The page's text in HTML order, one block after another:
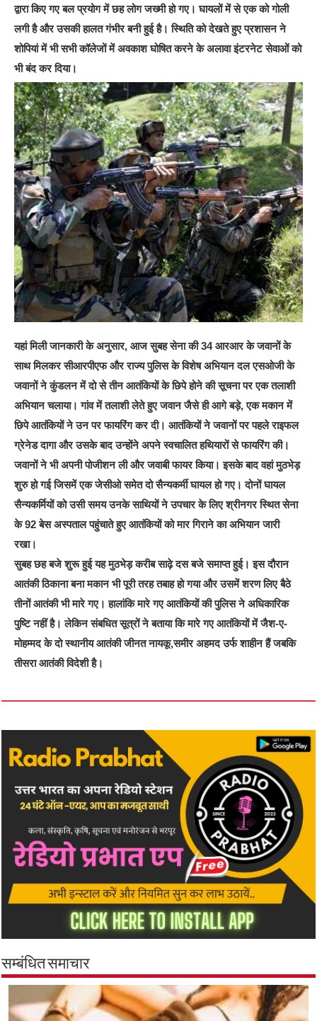
द्वारा किए गए बल प्रयोग में छह लोग जख्मी हो गए। घायलों में से एक को गोली
लगी है और उसकी हालत गंभीर बनी हुई है। स्थिति को देखते हुए प्रशासन ने
शोपियां में भी सभी कॉलेजों में अवकाश घोषित करने के अलावा इंटरनेट सेवाओं को
भी बंद कर दिया।
यहां मिली जानकारी के अनुसार, आज सुबह सेना की 34 आरआर के जवानों के
साथ मिलकर सीआरपीएफ और राज्य पुलिस के विशेष अभियान दल एसओजी के
जवानों ने कुंडलन में दो से तीन आतंकियों के छिपे होने की सूचना पर एक तलाशी
अभियान चलाया। गांव में तलाशी लेते हुए जवान जैसे ही आगे बड़े, एक मकान में
छिपे आतंकियों ने उन पर फायरिंग कर दी। आतंकियों ने जवानों पर पहले राइफल
ग्रेनेड दागा और उसके बाद उन्होंने अपने स्वचालित हथियारों से फायरिंग की।
जवानों ने भी अपनी पोजीशन ली और जवाबी फायर किया। इसके बाद वहां मुठभेड़
शुरु हो गई जिसमें एक जेसीओ समेत दो सैन्यकर्मी घायल हो गए। दोनों घायल
सैन्यकर्मियों को उसी समय उनके साथियों ने उपचार के लिए श्रीनगर स्थित सेना
के 92 बेस अस्पताल पहुंचाते हुए आतंकियों को मार गिराने का अभियान जारी
रखा।
सुबह छह बजे शुरू हुई यह मुठभेड़ करीब साढ़े दस बजे समाप्त हुई। इस दौरान
आतंकी ठिकाना बना मकान भी पूरी तरह तबाह हो गया और उसमें शरण लिए बैठे
तीनों आतंकी भी मारे गए। हालांकि मारे गए आतंकियों की पुलिस ने अधिकारिक
पुष्टि नहीं है। लेकिन संबधित सूत्रों ने बताया कि मारे गए आतंकियों में जैश-ए-
मोहम्मद के दो स्थानीय आतंकी जीनत नायकू,समीर अहमद उर्फ शाहीन हैं जबकि
तीसरा आतंकी विदेशी है।
सम्बंधित समाचार